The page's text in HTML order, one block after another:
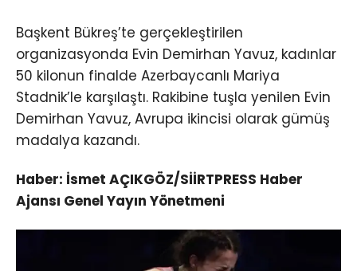
Başkent Bükreş’te gerçekleştirilen
organizasyonda Evin Demirhan Yavuz, kadınlar
50 kilonun finalde Azerbaycanlı Mariya
Stadnik’le karşılaştı. Rakibine tuşla yenilen Evin
Demirhan Yavuz, Avrupa ikincisi olarak gümüş
madalya kazandı.
Haber: İsmet AÇIKGÖZ/SİİRTPRESS Haber
Ajansı Genel Yayın Yönetmeni